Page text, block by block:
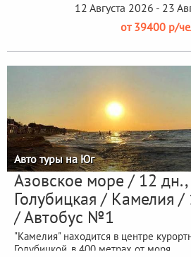
12 Августа 2026 - 23
от 39400 р/
Авто туры на Юг
Азовское море / 12
Голубицкая / Камелия
/ Автобус №1
"Камелия" находится в центре
Голубицкой, в 400 метрах от моря